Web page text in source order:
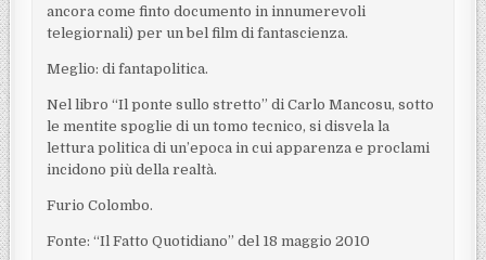
ancora come finto documento in innumerevoli
telegiornali) per un bel film di fantascienza.
Meglio: di fantapolitica.
Nel libro “Il ponte sullo stretto” di Carlo Mancosu, sotto
le mentite spoglie di un tomo tecnico, si disvela la
lettura politica di un’epoca in cui apparenza e proclami
incidono più della realtà.
Furio Colombo.
Fonte: “Il Fatto Quotidiano” del 18 maggio 2010